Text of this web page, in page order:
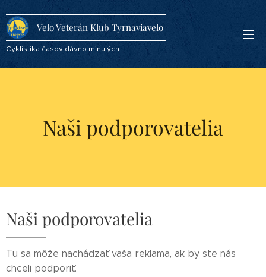
Velo Veterán Klub Tyrnaviavelo
Cyklistika časov dávno minulých
Naši podporovatelia
Naši podporovatelia
Tu sa môže nachádzať vaša reklama, ak by ste nás
chceli podporiť.